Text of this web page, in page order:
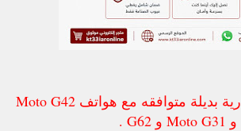
والأن متاح بطارية بديلة متوافقه مع هواتف Moto G42
و Moto G31 و G62 .